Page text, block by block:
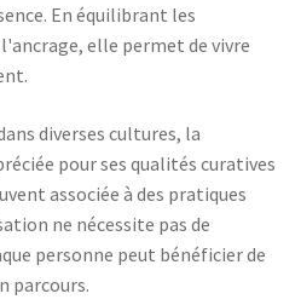
En équilibrant les
elle permet de vivre
diverses cultures, la
pour ses qualités curatives
associée à des pratiques
ne nécessite pas de
personne peut bénéficier de
parcours.